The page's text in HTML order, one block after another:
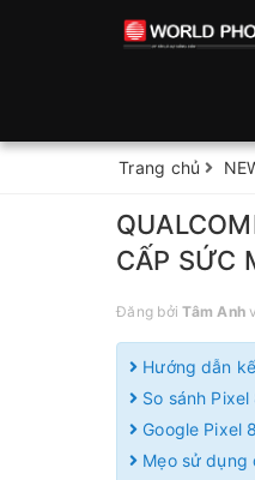
Trang chủ
CẤP SỨC
Đăng bởiTâm Anh
Hướng dẫn
So sánh
Google Pixel
Mẹo sử dụng